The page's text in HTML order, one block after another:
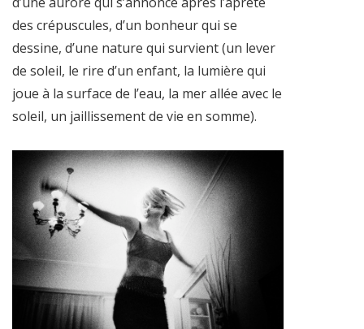
des crépuscules, d’un bonheur qui se
dessine, d’une nature qui survient (un lever
de soleil, le rire d’un enfant, la lumière qui
joue à la surface de l’eau, la mer allée avec le
soleil, un jaillissement de vie en somme).